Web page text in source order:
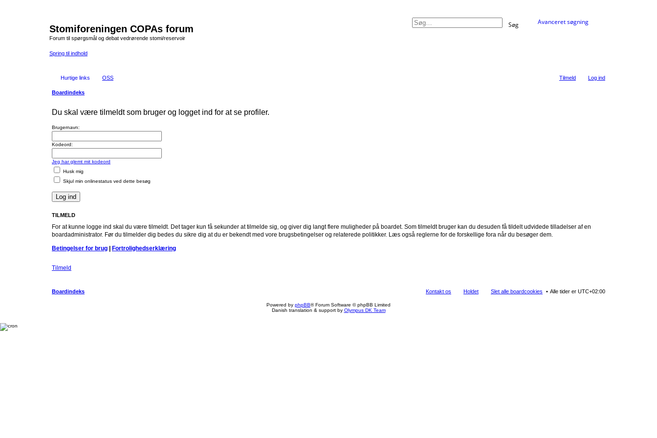
Stomiforeningen COPAs forum
Forum til spørgsmål og debat vedrørende stomi/reservoir
Spring til indhold
Søg Avanceret søgning
Hurtige links OSS Log ind
Tilmeld
Boardindeks
Du skal være tilmeldt som bruger og logget ind for at se profiler.
Brugernavn:
Kodeord:
Jeg har glemt mit kodeord
Husk mig
Skjul min onlinestatus ved dette besøg
TILMELD
For at kunne logge ind skal du være tilmeldt. Det tager kun få sekunder at tilmelde sig, og giver dig langt flere muligheder på boardet. Som tilmeldt bruger kan du desuden få tildelt udvidede tilladelser af en
boardadministrator. Før du tilmelder dig bedes du sikre dig at du er bekendt med vore brugsbetingelser og relaterede politikker. Læs også reglerne for de forskellige fora når du besøger dem.
Betingelser for brug | Fortrolighedserklæring
Tilmeld
Boardindeks Alle tider er UTC+02:00
Slet alle boardcookies
Holdet
Kontakt os
Powered by phpBB® Forum Software © phpBB Limited
Danish translation & support by Olympus DK Team